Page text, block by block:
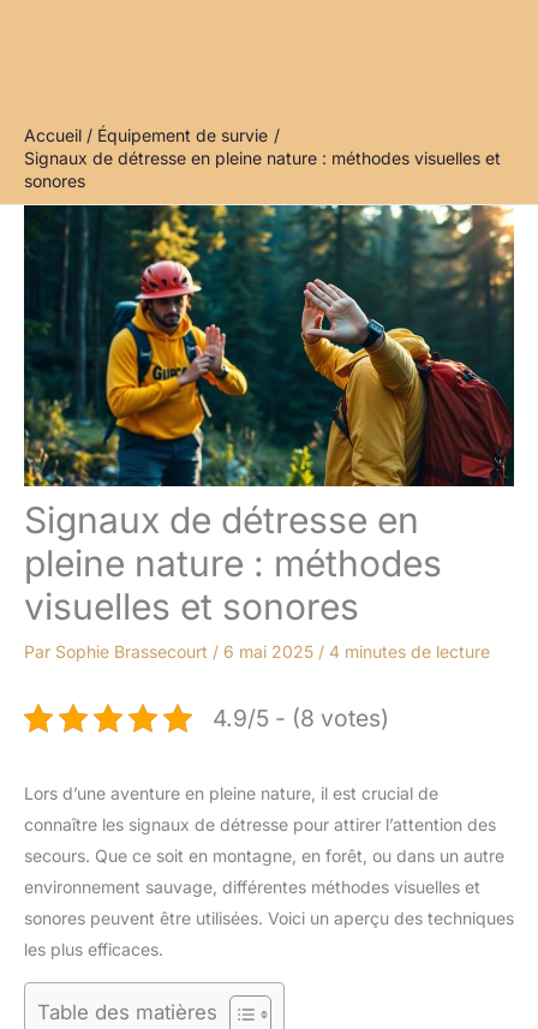
Accueil
Équipement de survie
Signaux de détresse en pleine nature : méthodes visuelles et
sonores
Signaux de détresse en
pleine nature : méthodes
visuelles et sonores
Par Sophie Brassecourt / 6 mai 2025 / 4 minutes de lecture
4.9/5 - (8 votes)
Lors d’une aventure en pleine nature, il est crucial de
connaître les signaux de détresse pour attirer l’attention des
secours. Que ce soit en montagne, en forêt, ou dans un autre
environnement sauvage, différentes méthodes visuelles et
sonores peuvent être utilisées. Voici un aperçu des techniques
les plus efficaces.
Table des matières